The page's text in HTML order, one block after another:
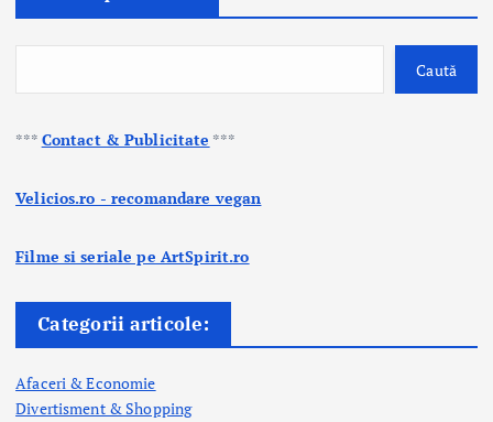
Caută
*** Contact & Publicitate ***
Velicios.ro - recomandare vegan
Filme si seriale pe ArtSpirit.ro
Categorii articole:
Afaceri & Economie
Divertisment & Shopping